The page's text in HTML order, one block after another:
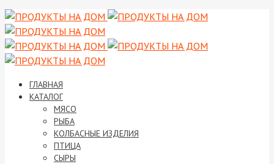
ГЛАВНАЯ
КАТАЛОГ
МЯСО
РЫБА
КОЛБАСНЫЕ ИЗДЕЛИЯ
ПТИЦА
СЫРЫ